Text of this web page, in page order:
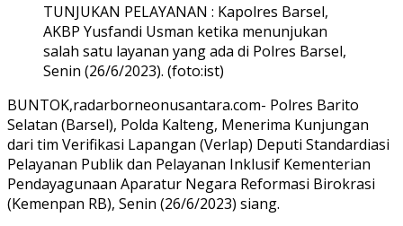
TUNJUKAN PELAYANAN : Kapolres Barsel,
AKBP Yusfandi Usman ketika menunjukan
salah satu layanan yang ada di Polres Barsel,
Senin (26/6/2023). (foto:ist)
BUNTOK,radarborneonusantara.com- Polres Barito
Selatan (Barsel), Polda Kalteng, Menerima Kunjungan
dari tim Verifikasi Lapangan (Verlap) Deputi Standardiasi
Pelayanan Publik dan Pelayanan Inklusif Kementerian
Pendayagunaan Aparatur Negara Reformasi Birokrasi
(Kemenpan RB), Senin (26/6/2023) siang.